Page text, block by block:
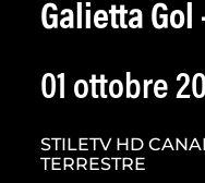
Galietta Gol
01 ottobre
STILETV HD
TERRESTRE